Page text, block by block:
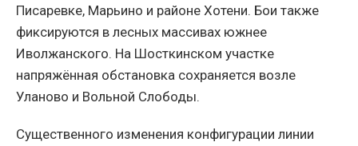
Писаревке, Марьино и районе Хотени. Бои также
фиксируются в лесных массивах южнее
Иволжанского. На Шосткинском участке
напряжённая обстановка сохраняется возле
Уланово и Вольной Слободы.
Существенного изменения конфигурации линии